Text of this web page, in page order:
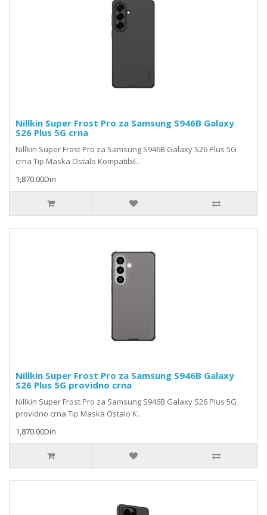
Nillkin Super Frost Pro za Samsung S946B Galaxy
S26 Plus 5G crna
Nillkin Super Frost Pro za Samsung S946B Galaxy S26 Plus 5G
crna Tip Maska Ostalo Kompatibil..
1,870.00Din
Nillkin Super Frost Pro za Samsung S946B Galaxy
S26 Plus 5G providno crna
Nillkin Super Frost Pro za Samsung S946B Galaxy S26 Plus 5G
providno crna Tip Maska Ostalo K..
1,870.00Din